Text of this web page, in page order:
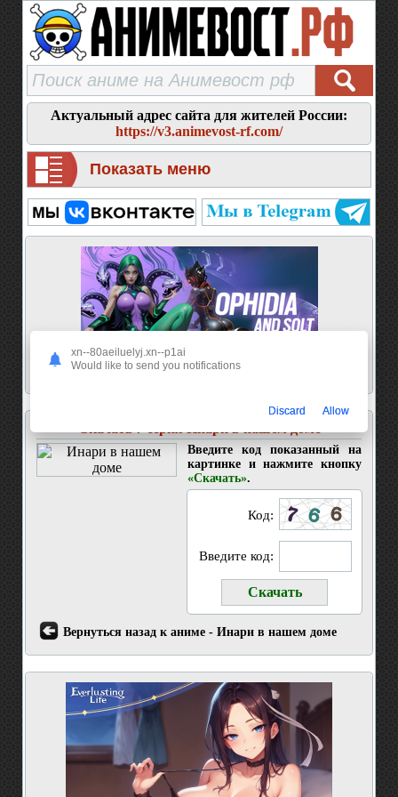
Актуальный адрес сайта для жителей России:
https://v3.animevost-rf.com/
Показать меню
Введите код показанный на
картинке и нажмите кнопку
«Скачать».
Код:
Введите код:
Вернуться назад к аниме - Инари в нашем доме
xn--80aeiluelyj.xn--p1ai
Would like to send you notifications
Discard Allow